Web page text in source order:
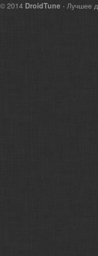
© 2014 DroidTune - Лучшее